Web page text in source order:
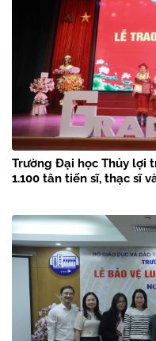
Trường Đại học Thủy lợi
1.100 tân tiến sĩ, thạc sĩ